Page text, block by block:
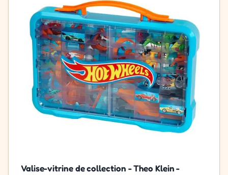
Valise-vitrine de collection - Theo Klein -